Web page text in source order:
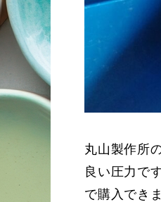
丸山製作所
良い圧力で
で購入でき